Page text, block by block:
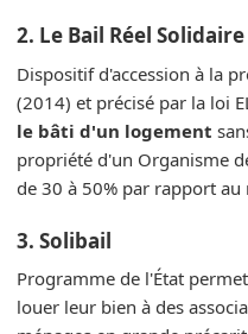
2. Le Bail Réel Solidaire
Dispositif d'accession à la
(2014) et précisé par la loi
le bâti d'un logement
propriété d'un Organisme
de 30 à 50% par rapport au
3. Solibail
Programme de l'État
louer leur bien à des